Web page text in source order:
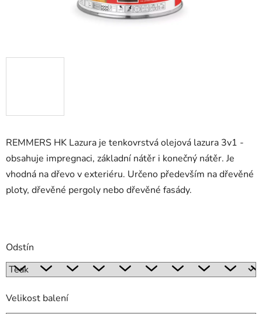
REMMERS HK Lazura je tenkovrstvá olejová lazura 3v1 -
obsahuje impregnaci, základní nátěr i konečný nátěr. Je
vhodná na dřevo v exteriéru. Určeno především na dřevěné
ploty, dřevěné pergoly nebo dřevěné fasády.
Odstín
Velikost balení